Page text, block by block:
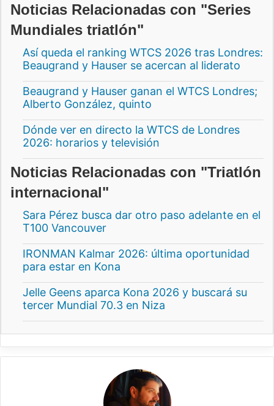
Noticias Relacionadas con "Series
Mundiales triatlón"
Así queda el ranking WTCS 2026 tras Londres:
Beaugrand y Hauser se acercan al liderato
Beaugrand y Hauser ganan el WTCS Londres;
Alberto González, quinto
Dónde ver en directo la WTCS de Londres
2026: horarios y televisión
Noticias Relacionadas con "Triatlón
internacional"
Sara Pérez busca dar otro paso adelante en el
T100 Vancouver
IRONMAN Kalmar 2026: última oportunidad
para estar en Kona
Jelle Geens aparca Kona 2026 y buscará su
tercer Mundial 70.3 en Niza